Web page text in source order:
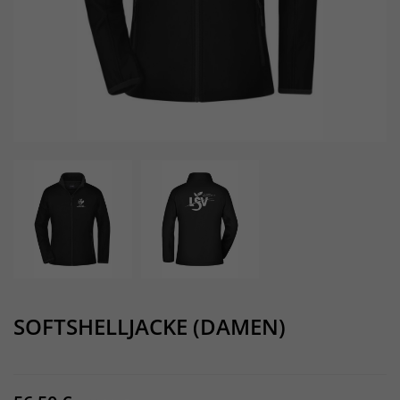
SOFTSHELLJACKE (DAMEN)